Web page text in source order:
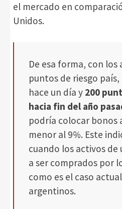
el mercado en
Unidos.
De esa forma, con los
puntos de riesgo
hace un día y200
hacia fin del año
podría colocar bonos
menor al 9%. Este
cuando los activos de
a ser comprados por
como es el caso
argentinos.